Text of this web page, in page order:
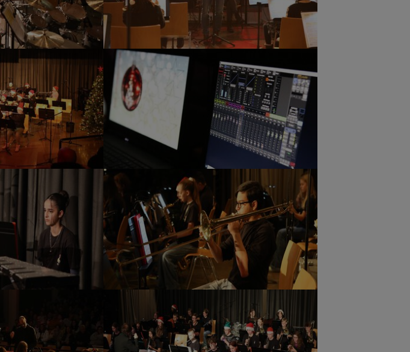
Show larger version
Show larger version